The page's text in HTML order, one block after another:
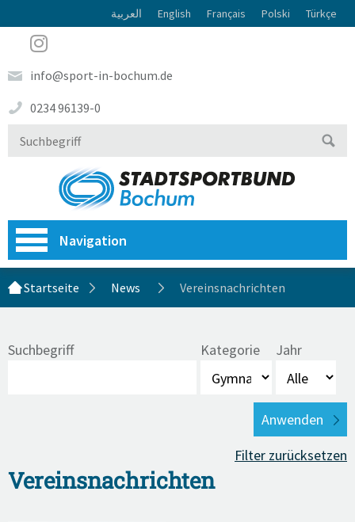
العربية English Français Polski Türkçe
info@sport-in-bochum.de
0234 96139-0
Navigation
Startseite News Vereinsnachrichten
Suchbegriff Kategorie Jahr
Filter zurücksetzen
Vereinsnachrichten